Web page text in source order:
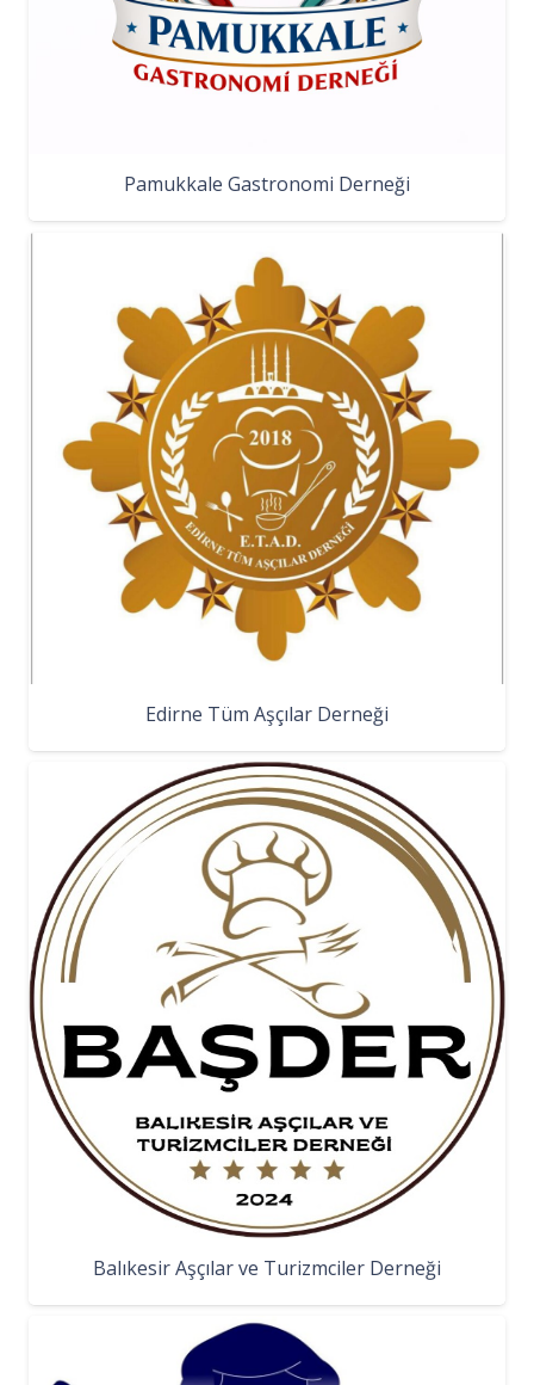
Pamukkale Gastronomi Derneği
Edirne Tüm Aşçılar Derneği
Balıkesir Aşçılar ve Turizmciler Derneği